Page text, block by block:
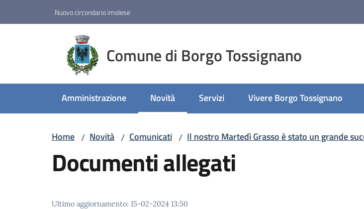
Nuovo circondario imolese
Comune di Borgo Tossignano
Amministrazione Novità
Menu selezionato
Servizi Vivere Borgo Tossignano
Home / Novità / Comunicati / Il nostro Martedì Grasso è stato un grande
Documenti allegati
Ultimo aggiornamento: 15-02-2024 13:50